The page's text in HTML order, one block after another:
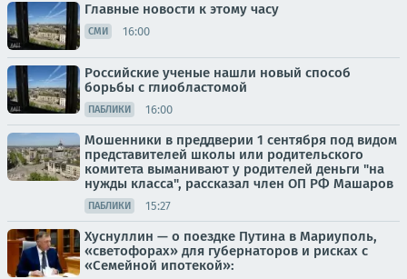
Главные новости к этому часу
СМИ 16:00
Российские ученые нашли новый способ
борьбы с глиобластомой
ПАБЛИКИ 16:00
Мошенники в преддверии 1 сентября под видом
представителей школы или родительского
комитета выманивают у родителей деньги "на
нужды класса", рассказал член ОП РФ Машаров
ПАБЛИКИ 15:27
Хуснуллин — о поездке Путина в Мариуполь,
«светофорах» для губернаторов и рисках с
«Семейной ипотекой»: